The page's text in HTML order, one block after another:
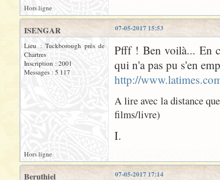
Hors ligne
07-05-2017 15:53
ISENGAR
Lieu : Tuckborough près de
Chartres
Inscription : 2001
Messages : 5 117
Pfff ! Ben voilà... En
qui n'a pas pu s'en
http://
A lire avec la distance
films/livre)
I.
Hors ligne
07-05-2017 17:14
Beruthiel